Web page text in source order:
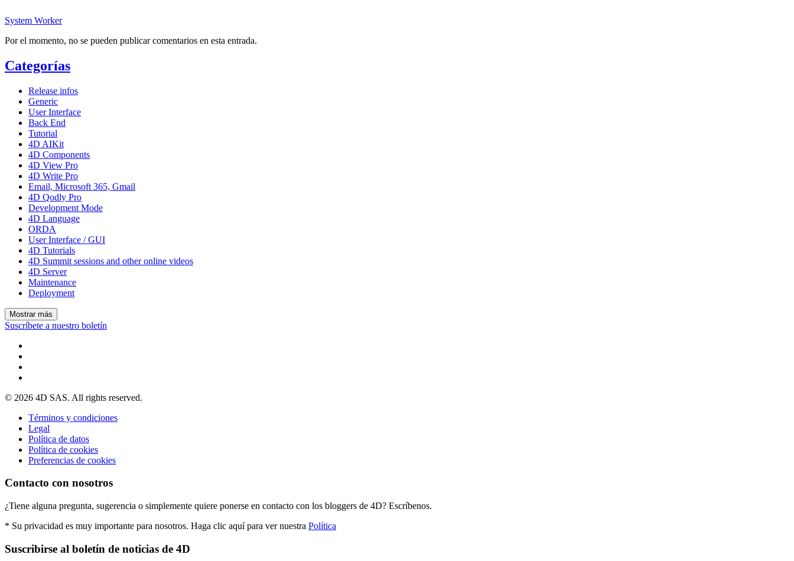
System Worker
Por el momento, no se pueden publicar comentarios en esta entrada.
Categorías
Release infos
Generic
User Interface
Back End
Tutorial
4D AIKit
4D Components
4D View Pro
4D Write Pro
Email, Microsoft 365, Gmail
4D Qodly Pro
Development Mode
4D Language
ORDA
User Interface / GUI
4D Tutorials
4D Summit sessions and other online videos
4D Server
Maintenance
Deployment
Mostrar más
Suscríbete a nuestro boletín
© 2026 4D SAS. All rights reserved.
Términos y condiciones
Legal
Política de datos
Política de cookies
Preferencias de cookies
Contacto con nosotros
¿Tiene alguna pregunta, sugerencia o simplemente quiere ponerse en contacto con los bloggers de 4D? Escríbenos.
* Su privacidad es muy importante para nosotros. Haga clic aquí para ver nuestra Política
Suscribirse al boletín de noticias de 4D